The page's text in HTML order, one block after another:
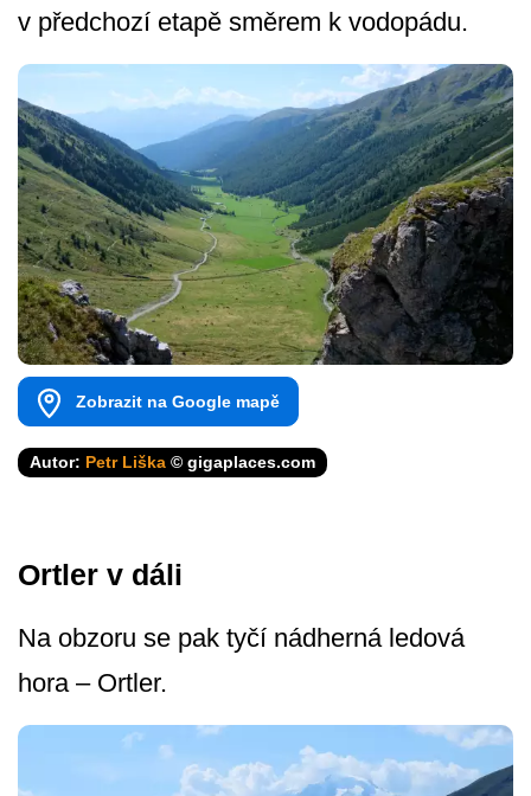
v předchozí etapě směrem k vodopádu.
Zobrazit na Google mapě
Autor: Petr Liška © gigaplaces.com
Ortler v dáli
Na obzoru se pak tyčí nádherná ledová
hora – Ortler.